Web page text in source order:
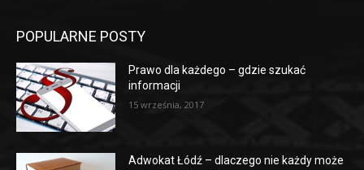
POPULARNE POSTY
Prawo dla każdego – gdzie szukać
informacji
15 września, 2017
Adwokat Łódź – dlaczego nie każdy może